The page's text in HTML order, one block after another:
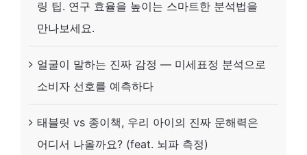
과
학
링 팁. 연구 효율을 높이는 스마트한 분석법을
만나보세요.
얼굴이 말하는 진짜 감정 — 미세표정 분석으로
소비자 선호를 예측하다
태블릿 vs 종이책, 우리 아이의 진짜 문해력은
어디서 나올까요? (feat. 뇌파 측정)